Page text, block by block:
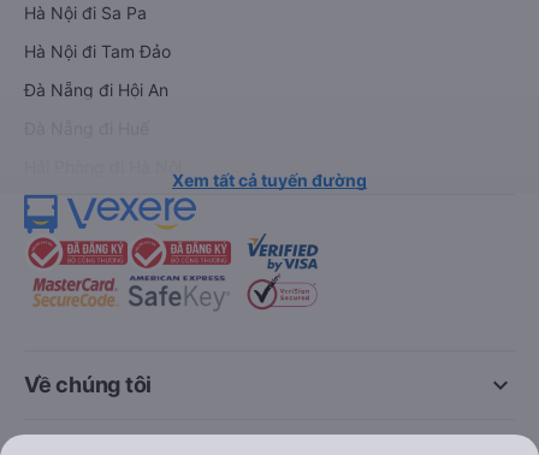
Hà Nội đi Sa Pa
Hà Nội đi Tam Đảo
Đà Nẵng đi Hội An
Xem tất cả tuyến đường
keyboard_arrow_down
Về chúng tôi